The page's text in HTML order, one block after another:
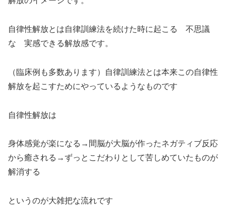
自律性解放とは自律訓練法を続けた時に起こる 不思議
な 実感できる解放感です。
（臨床例も多数あります）自律訓練法とは本来この自律性
解放を起こすためにやっているようなものです
自律性解放は
身体感覚が楽になる→間脳が大脳が作ったネガティブ反応
から癒される→ずっとこだわりとして苦しめていたものが
解消する
というのが大雑把な流れです